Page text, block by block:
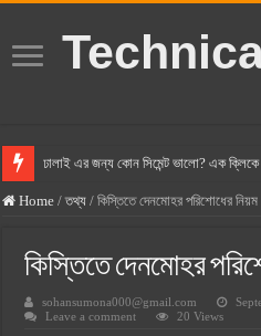
ঢালাই এর জন্য কোন সিমেন্ট ভালো? এক ক্লিকে
বসুন্ধরা সিমেন্ট এর দাম ২০২৫
হোলসিম সিমেন্ট দাম ২০২৫
সুপারক্রিট সিমেন্ট দাম ২০২৫
Home / তথ্য / কিস্তিতে দেনমোহর পরিশোধের নিয়ম
কিস্তিতে দেনমোহর
sohansumona000@gmail.com
Leave a comment
20 Views